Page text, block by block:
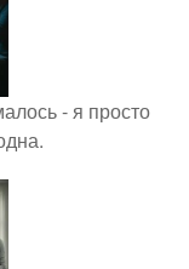
- я просто